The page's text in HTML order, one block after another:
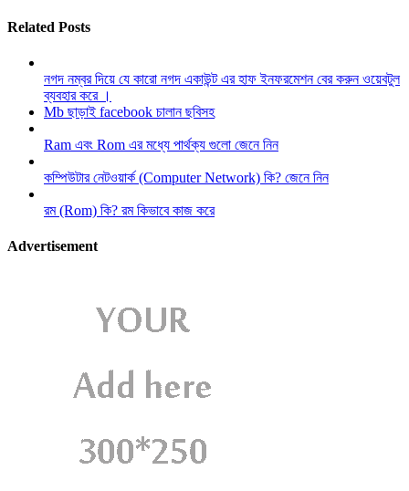
Related Posts
নগদ নম্বর দিয়ে যে কারো নগদ একাউন্ট এর হাফ ইনফরমেশন বের করুন ওয়েবটুল
ব্যবহার করে ।
Mb ছাড়াই facebook চালান ছবিসহ
Ram এবং Rom এর মধ্যে পার্থক্য গুলো জেনে নিন
কম্পিউটার নেটওয়ার্ক (Computer Network) কি? জেনে নিন
রম (Rom) কি? রম কিভাবে কাজ করে
Advertisement